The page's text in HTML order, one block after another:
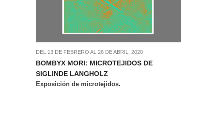
DEL 13 DE FEBRERO AL 26 DE ABRIL, 2020
BOMBYX MORI: MICROTEJIDOS DE
SIGLINDE LANGHOLZ
Exposición de microtejidos.